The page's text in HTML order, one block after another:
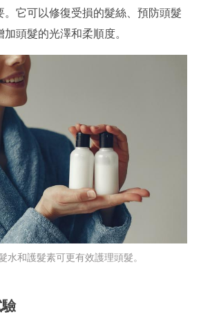
它可以修復受損的髮絲、預防頭髮
頭髮的光澤和柔順度。
水和護髮素可更有效護理頭髮。